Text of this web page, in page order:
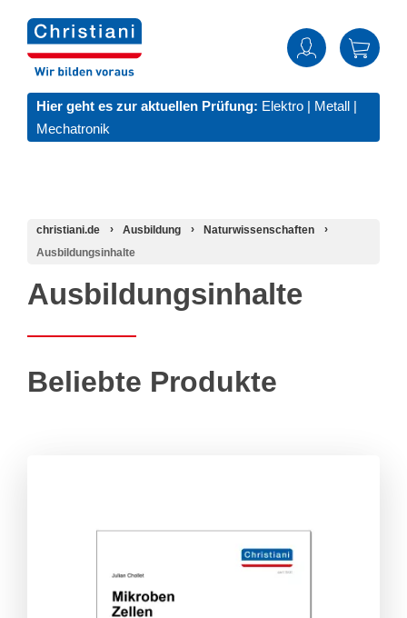
Hier geht es zur aktuellen Prüfung: Elektro | Metall |
Mechatronik
christiani.de Ausbildung
Naturwissenschaften
Ausbildungsinhalte
Ausbildungsinhalte
Beliebte Produkte